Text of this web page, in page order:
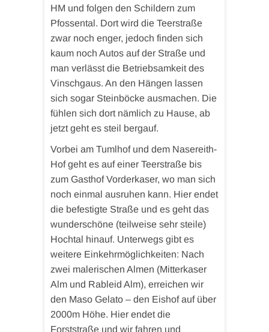
HM und folgen den Schildern zum
Pfossental. Dort wird die Teerstraße
zwar noch enger, jedoch finden sich
kaum noch Autos auf der Straße und
man verlässt die Betriebsamkeit des
Vinschgaus. An den Hängen lassen
sich sogar Steinböcke ausmachen. Die
fühlen sich dort nämlich zu Hause, ab
jetzt geht es steil bergauf.
Vorbei am Tumlhof und dem Nasereith-
Hof geht es auf einer Teerstraße bis
zum Gasthof Vorderkaser, wo man sich
noch einmal ausruhen kann. Hier endet
die befestigte Straße und es geht das
wunderschöne (teilweise sehr steile)
Hochtal hinauf. Unterwegs gibt es
weitere Einkehrmöglichkeiten: Nach
zwei malerischen Almen (Mitterkaser
Alm und Rableid Alm), erreichen wir
den Maso Gelato – den Eishof auf über
2000m Höhe. Hier endet die
Forststraße und wir fahren und